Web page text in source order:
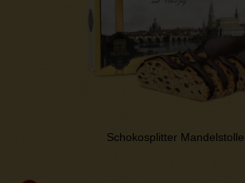
Schokosplitter